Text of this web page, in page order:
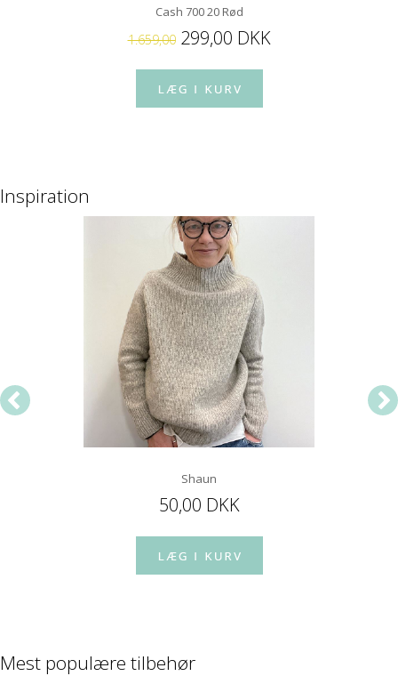
Cash 700 20 Rød
1.659,00299,00 DKK
Inspiration
Shaun
50,00 DKK
Mest populære tilbehør